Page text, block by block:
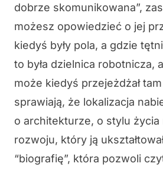
dobrze skomunikowana”,
możesz opowiedzieć o jej
kiedyś były pola, a gdzie
to była dzielnica robotnicza,
może kiedyś przejeżdżał
sprawiają, że lokalizacja
o architekturze, o stylu życia
rozwoju, który ją
“biografię”, która pozwoli